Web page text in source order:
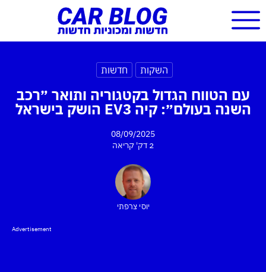
השקות חדשות
עם הטווח הגדול בקטגוריה ותואר ״רכב
השנה בעולם״: קיה EV3 הושק בישראל
08/09/2025
2 דק'
קריאה
יוסי צרפתי
Advertisement